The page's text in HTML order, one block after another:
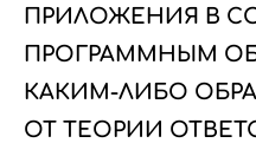
ПРИЛОЖЕНИЯ В
ПРОГРАММНЫМ
КАКИМ-ЛИБО
ОТ ТЕОРИИ